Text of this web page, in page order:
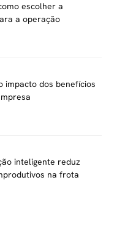
escolher a
a operação
impacto dos benefícios
inteligente reduz
na frota